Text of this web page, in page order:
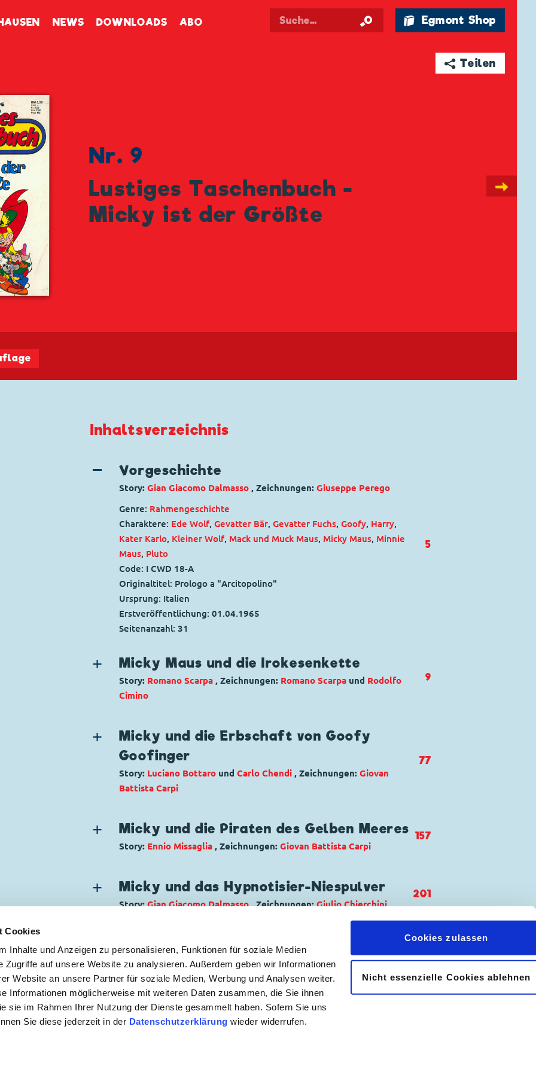
Cookies
Inhalte und Anzeigen zu personalisieren, Funktionen für soziale Medien
Zugriffe auf unsere Website zu analysieren. Außerdem geben wir Informationen
Website an unsere Partner für soziale Medien, Werbung und Analysen weiter.
Informationen möglicherweise mit weiteren Daten zusammen, die Sie ihnen
sie im Rahmen Ihrer Nutzung der Dienste gesammelt haben. Sofern Sie uns
Sie diese jederzeit in der Datenschutzerklärung wieder widerrufen.
Cookies zulassen
Nicht essenzielle Cookies ablehnen
NEWS DOWNLOADS ABO 🛍 Egmont Shop
➦ Teilen
Nr. 9
Lustiges Taschenbuch -
Micky ist der Größte
→
Inhaltsverzeichnis
Vorgeschichte
Story: Gian Giacomo Dalmasso, Zeichnungen: Giuseppe Perego
Genre: Rahmengeschichte
Charaktere: Ede Wolf, Gevatter Bär, Gevatter Fuchs, Goofy, Harry,
Kater Karlo, Kleiner Wolf, Mack und Muck Maus, Micky Maus, Minnie
Maus, Pluto
Code: I CWD 18-A
Originaltitel: Prologo a "Arcitopolino"
Ursprung: Italien
Erstveröffentlichung: 01.04.1965
Seitenanzahl: 31
5
Micky Maus und die Irokesenkette
Story: Romano Scarpa, Zeichnungen: Romano Scarpaund Rodolfo
Cimino
Charaktere:Inspektor Issel,Kater Karlo,Kommissar Hunter,
Tante Linda
Code: I TL 230-AP
Originaltitel: Topolino e la collana Chirikawa
Ursprung: Italien
Seitenanzahl: 58
9
Micky und die Erbschaft von Goofy
Goofinger
Story: Luciano Bottaround Carlo Chendi, Zeichnungen: Giovan
Battista Carpi
Charaktere:Gamma,Goofy,Kommissar Hunter ,Micky Maus,Pluto
Code: I TL 269-BP
Originaltitel: Topolino e l'ereditÃ di Pippo Peppo
Erstveröffentlichung:22.01.1961
Seitenanzahl: 67
77
Micky und die Piraten des Gelben Meeres
Story: Ennio Missaglia, Zeichnungen: Giovan Battista Carpi
Charaktere:Goofy ,Kater Karlo,Micky Maus,
Minnie Maus
Code: I TL 247-BP
Seitenanzahl: 40
157
Micky und das Hypnotisier-Niespulver
Story:Gian Giacomo Dalmasso, Zeichnungen:Giulio Chierchini
Micky Maus
Code: I TL 236-BP
Originaltitel: Topolino e la droga diabolica
Erstveröffentlichung:
201
NEWSLETTER ANMELDUNG
𝖿 📷